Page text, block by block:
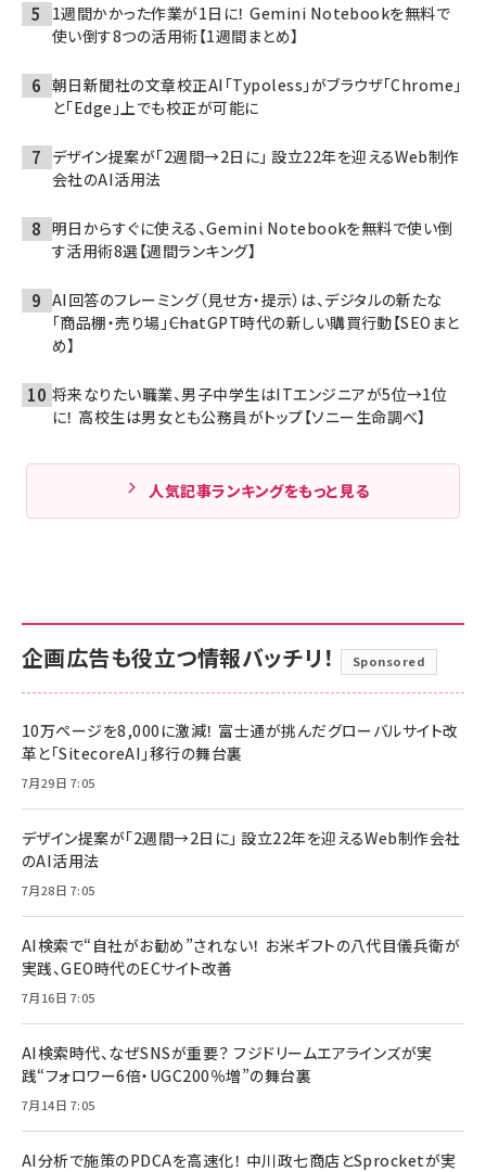
1週間かかった作業が1日に！ Gemini Notebookを無料で
使い倒す8つの活用術【1週間まとめ】
朝日新聞社の文章校正AI「Typoless」がブラウザ「Chrome」
と「Edge」上でも校正が可能に
デザイン提案が「2週間→2日に」 設立22年を迎えるWeb制作
会社のAI活用法
明日からすぐに使える、Gemini Notebookを無料で使い倒
す活用術8選【週間ランキング】
AI回答のフレーミング（見せ方・提示）は、デジタルの新たな
「商品棚・売り場」――ChatGPT時代の新しい購買行動【SEOまと
め】
将来なりたい職業、男子中学生はITエンジニアが5位→1位
に！ 高校生は男女とも公務員がトップ【ソニー生命調べ】
人気記事ランキングをもっと見る
企画広告も役立つ情報バッチリ！ Sponsored
10万ページを8,000に激減！ 富士通が挑んだグローバルサイト改
革と「SitecoreAI」移行の舞台裏
7月29日 7:05
デザイン提案が「2週間→2日に」 設立22年を迎えるWeb制作会社
のAI活用法
7月28日 7:05
AI検索で“自社がお勧め”されない！ お米ギフトの八代目儀兵衛が
実践、GEO時代のECサイト改善
7月16日 7:05
AI検索時代、なぜSNSが重要？ フジドリームエアラインズが実
践“フォロワー6倍・UGC200％増”の舞台裏
7月14日 7:05
AI分析で施策のPDCAを高速化！ 中川政七商店とSprocketが実